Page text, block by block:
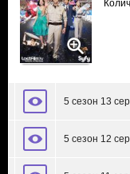
5 сезон 13
5 сезон 12